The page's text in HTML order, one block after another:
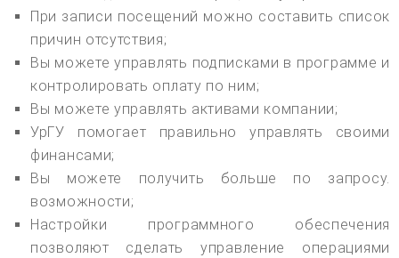
При записи посещений можно составить список
причин отсутствия;
Вы можете управлять подписками в программе и
контролировать оплату по ним;
Вы можете управлять активами компании;
УрГУ помогает правильно управлять своими
финансами;
Вы можете получить больше по запросу.
возможности;
Настройки программного обеспечения
позволяют сделать управление операциями